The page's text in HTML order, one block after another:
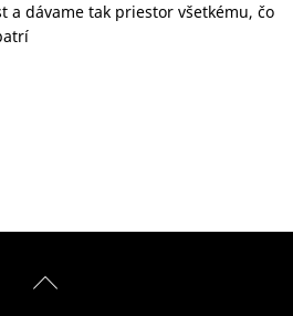
a dávame tak priestor všetkému, čo